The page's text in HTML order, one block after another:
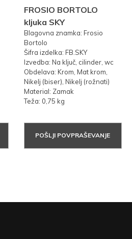
FROSIO BORTOLO
kljuka SKY
Blagovna znamka: Frosio
Bortolo
Šifra izdelka: FB.SKY
Izvedba: Na ključ, cilinder, wc
Obdelava: Krom, Mat krom,
Nikelj (biser), Nikelj (rožnati)
Material: Zamak
Teža: 0,75 kg
POŠLJI POVPRAŠEVANJE